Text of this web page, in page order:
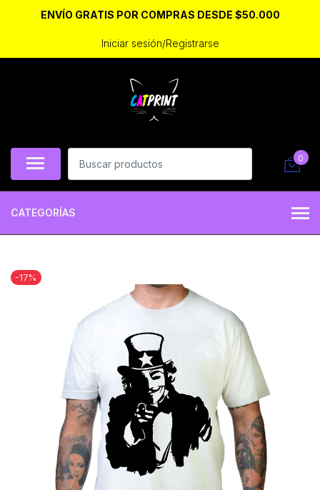
ENVÍO GRATIS POR COMPRAS DESDE $50.000
Iniciar sesión/Registrarse
0
CATEGORÍAS
-17%